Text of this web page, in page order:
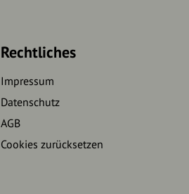
Rechtliches
Impressum
Datenschutz
AGB
Cookies zurücksetzen